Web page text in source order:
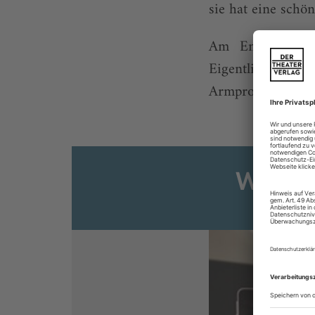
sie hat eine
Am Ende ihrer
Eigentlich
Armprothese